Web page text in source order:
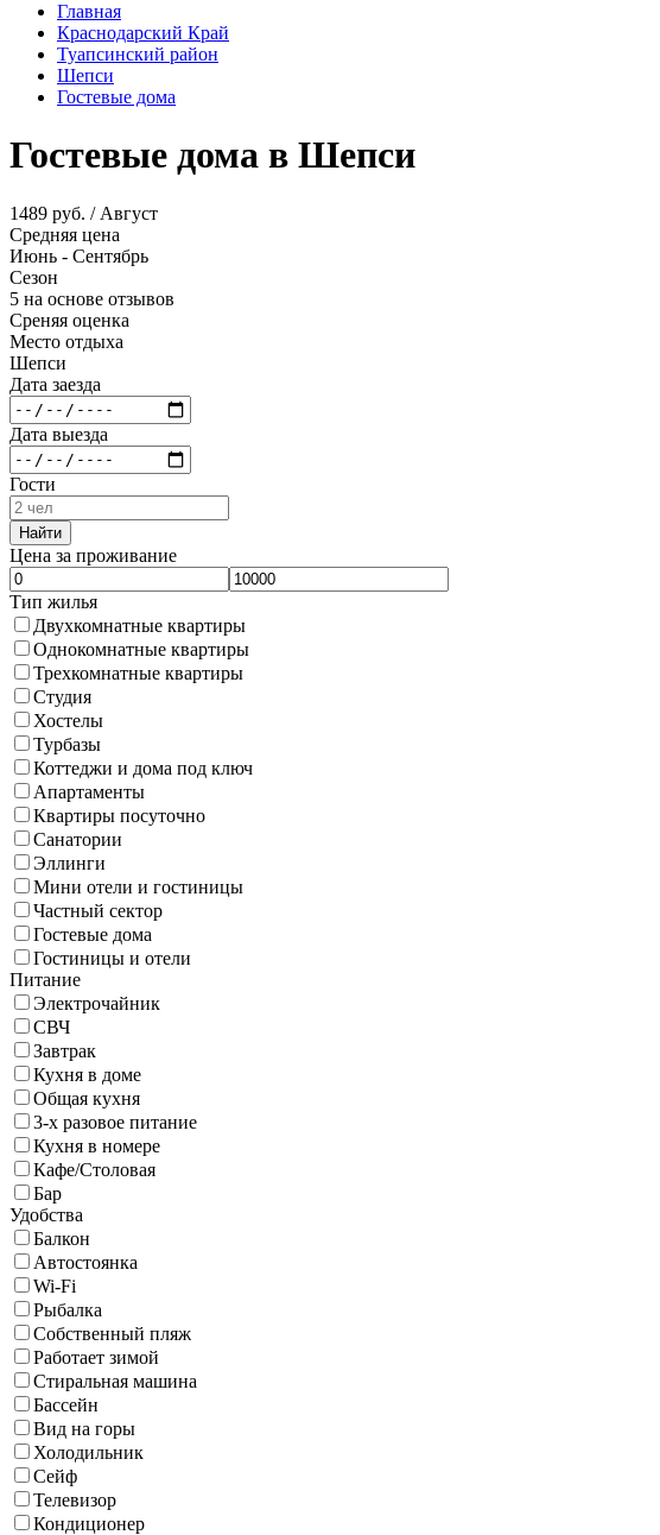
Главная
Краснодарский Край
Туапсинский район
Шепси
Гостевые дома
Гостевые дома в Шепси
1489 руб. / Август
Средняя цена
Июнь - Сентябрь
Сезон
5 на основе отзывов
Среняя оценка
Место отдыха
Шепси
Дата заезда
Дата выезда
Гости
Найти
Цена за проживание
Тип жилья
Двухкомнатные квартиры
Однокомнатные квартиры
Трехкомнатные квартиры
Студия
Хостелы
Турбазы
Коттеджи и дома под ключ
Апартаменты
Квартиры посуточно
Санатории
Эллинги
Мини отели и гостиницы
Частный сектор
Гостевые дома
Гостиницы и отели
Питание
Электрочайник
СВЧ
Завтрак
Кухня в доме
Общая кухня
3-х разовое питание
Кухня в номере
Кафе/Столовая
Бар
Удобства
Балкон
Автостоянка
Wi-Fi
Рыбалка
Собственный пляж
Работает зимой
Стиральная машина
Бассейн
Вид на горы
Холодильник
Сейф
Телевизор
Кондиционер